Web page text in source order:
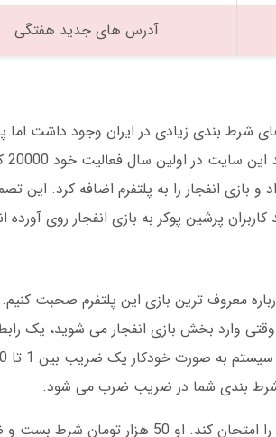
آدرس های جدید هفتگی
آن زمان سایت های شرط بندی زیادی در ایران وجود
معروف ترین بازی این پلتفرم صحبت
وارد بخش بازی انفجار می شوید، یک
شرط بندی شما در ضریب ضرب می شود.